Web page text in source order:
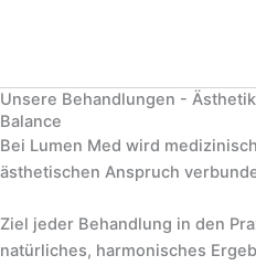
Unsere Behandlungen -
Balance
Bei Lumen Med wird
ästhetischen Anspruch
Ziel jeder Behandlung in den
natürliches, harmonisches